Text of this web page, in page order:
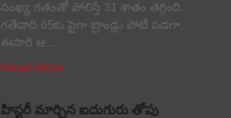
సంఖ్య గతంతో పోలిస్తే 31 శాతం తగ్గింది.
గతేడాది 65కు పైగా బ్రాండ్లు పోటీ పడగా,
ఈసారి ఆ…
Read More
హిస్టరీ మార్చిన ఐదుగురు తోపు